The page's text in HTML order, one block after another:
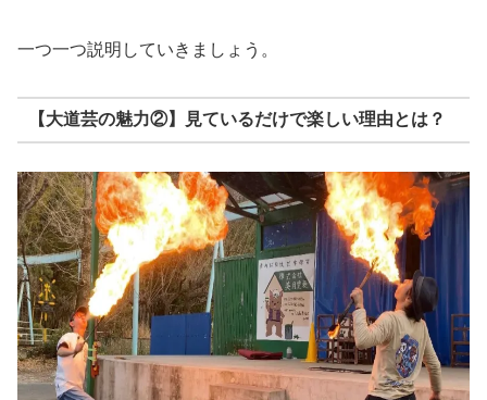
一つ一つ説明していきましょう。
【大道芸の魅力②】見ているだけで楽しい理由とは？